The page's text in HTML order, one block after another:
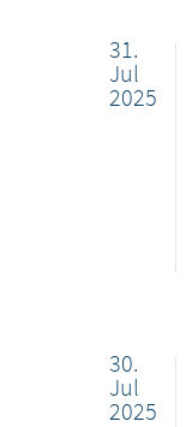
31.
Jul
2025
30.
Jul
2025